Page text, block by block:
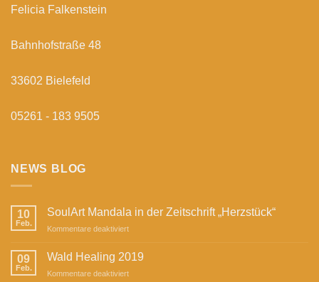
Felicia Falkenstein
Bahnhofstraße 48
33602 Bielefeld
05261 - 183 9505
NEWS BLOG
10
Feb.
SoulArt Mandala in der Zeitschrift „Herzstück“
Kommentare deaktiviertfür
Mandala
der
09
Feb.
Wald Healing 2019
Kommentare deaktiviertfür